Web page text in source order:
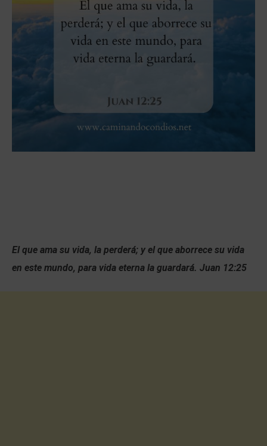
El que ama su vida, la perderá; y el que aborrece su vida
en este mundo, para vida eterna la guardará. Juan 12:25